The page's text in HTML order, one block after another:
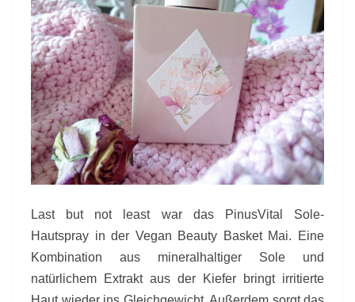
Last but not least war das PinusVital Sole-
Hautspray in der Vegan Beauty Basket Mai. Eine
Kombination aus mineralhaltiger Sole und
natürlichem Extrakt aus der Kiefer bringt irritierte